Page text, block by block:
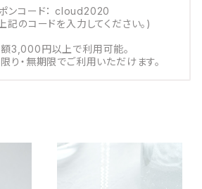
ンコード： cloud2020
記のコードを入力してください。)
3,000円以上で利用可能。
り・無期限でご利用いただけます。